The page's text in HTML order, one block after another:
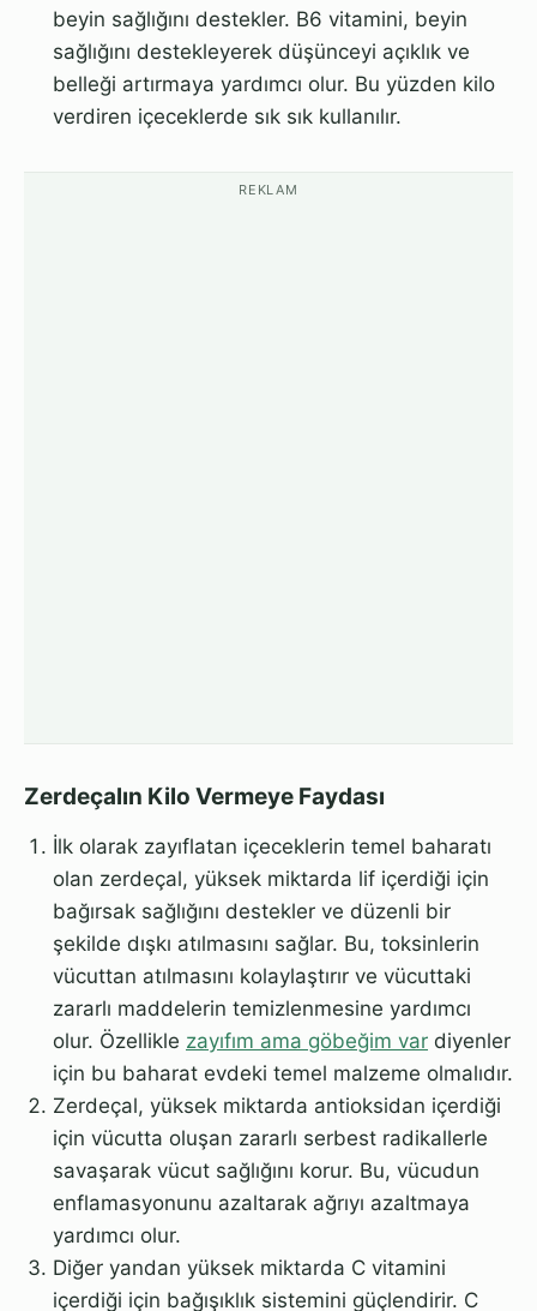
beyin sağlığını destekler. B6 vitamini, beyin
sağlığını destekleyerek düşünceyi açıklık ve
belleği artırmaya yardımcı olur. Bu yüzden kilo
verdiren içeceklerde sık sık kullanılır.
REKLAM
Zerdeçalın Kilo Vermeye Faydası
İlk olarak zayıflatan içeceklerin temel baharatı
olan zerdeçal, yüksek miktarda lif içerdiği için
bağırsak sağlığını destekler ve düzenli bir
şekilde dışkı atılmasını sağlar. Bu, toksinlerin
vücuttan atılmasını kolaylaştırır ve vücuttaki
zararlı maddelerin temizlenmesine yardımcı
olur. Özellikle zayıfım ama göbeğim var diyenler
için bu baharat evdeki temel malzeme olmalıdır.
Zerdeçal, yüksek miktarda antioksidan içerdiği
için vücutta oluşan zararlı serbest radikallerle
savaşarak vücut sağlığını korur. Bu, vücudun
enflamasyonunu azaltarak ağrıyı azaltmaya
yardımcı olur.
Diğer yandan yüksek miktarda C vitamini
içerdiği için bağışıklık sistemini güçlendirir. C